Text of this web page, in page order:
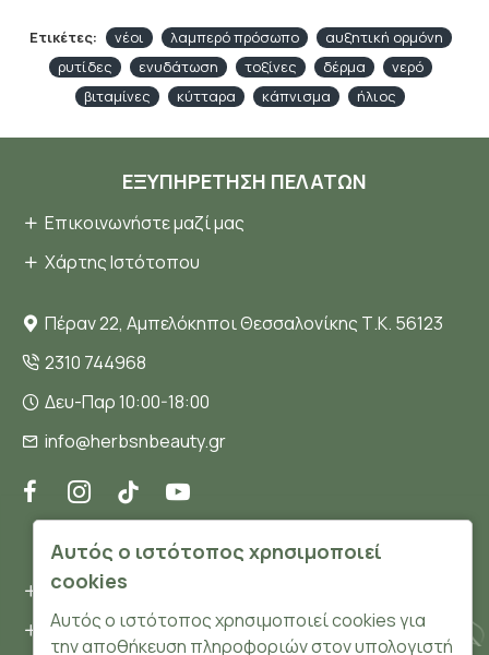
Ετικέτες: νέοι λαμπερό πρόσωπο
αυξητική ορμόνη
ρυτίδες
ενυδάτωση τοξίνες δέρμα
νερό
βιταμίνες
κύτταρα κάπνισμα ήλιος
ΕΞΥΠΗΡΈΤΗΣΗ ΠΕΛΑΤΏΝ
Επικοινωνήστε μαζί μας
Χάρτης Ιστότοπου
Πέραν 22, Αμπελόκηποι Θεσσαλονίκης Τ.Κ. 56123
2310 744968
Δευ-Παρ 10:00-18:00
info@herbsnbeauty.gr
ΠΛΗΡΟΦΟΡΊΕΣ
Όροι και συνθήκες
Προσωπικά δεδομένα
Αυτός ο ιστότοπος χρησιμοποιεί
cookies
Αυτός ο ιστότοπος χρησιμοποιεί cookies για
την αποθήκευση πληροφοριών στον υπολογιστή